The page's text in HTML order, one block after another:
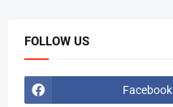
FOLLOW US
Facebook